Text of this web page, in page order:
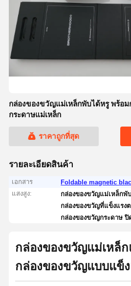
กล่องของขวัญแม่เหล็กพับได้หรู พร้อม
กระดาษแม่เหล็ก
ราคาถูกที่สุด
รายละเอียดสินค้า
เอกสาร
Foldable magnetic
แสงสูง:
กล่องของขวัญแม่เหล็กพั
กล่องของขวัญที่แข็งแรง
กล่องของขวัญกระดาษ
กล่องของขวัญแม่เหล็
กล่องของขวัญแบบแข็ง